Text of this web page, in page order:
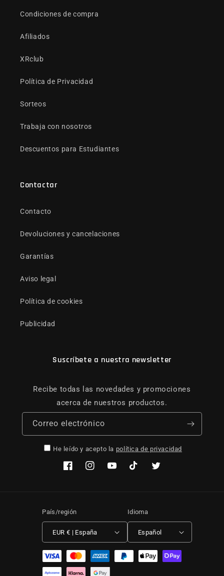
Condiciones de compra
Afiliados
XRclub
Política de Privacidad
Sorteos
Trabaja con nosotros
Descuentos para Estudiantes
Contactar
Contacto
Devoluciones y cancelaciones
Garantías
Aviso legal
Política de cookies
Publicidad
Suscríbete a nuestra newsletter
Recibe todas las novedades y promociones
acerca de nuestros productos.
Correo electrónico
He leído y acepto la política de privacidad
FacebookInstagramYouTubeTikTok Twitter
País/región
EUR € | España
Idioma
Español
Formas de pago